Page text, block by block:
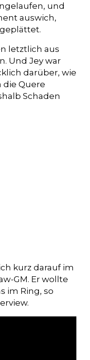
und
auswich,
letztlich aus
Und Jey war
darüber, wie
die Quere
Schaden
kurz darauf im
GM. Er wollte
im Ring, so